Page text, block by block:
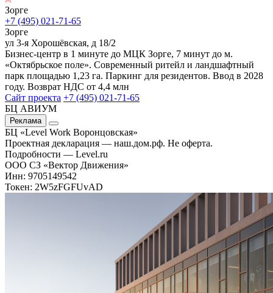
Зорге
+7 (495) 021-71-65
Зорге
ул 3-я Хорошёвская, д 18/2
Бизнес-центр в 1 минуте до МЦК Зорге, 7 минут до м.
«Октябрьское поле». Современный ритейл и ландшафтный
парк площадью 1,23 га. Паркинг для резидентов. Ввод в 2028
году. Возврат НДС от 4,4 млн
Сайт проекта +7 (495) 021-71-65
БЦ АВИУМ
Реклама
БЦ «Level Work Воронцовская»‎
Проектная декларация — наш.дом.рф. Не оферта.
Подробности — Level.ru
ООО СЗ «Вектор Движения»
Инн: 9705149542
Токен: 2W5zFGFUvAD